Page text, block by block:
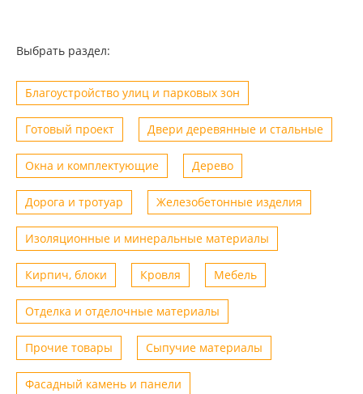
Выбрать раздел:
Благоустройство улиц и парковых зон
Готовый проект Двери деревянные и стальные
Окна и комплектующие Дерево
Дорога и тротуар Железобетонные изделия
Изоляционные и минеральные материалы
Кирпич, блоки Кровля Мебель
Отделка и отделочные материалы
Прочие товары Сыпучие материалы
Фасадный камень и панели